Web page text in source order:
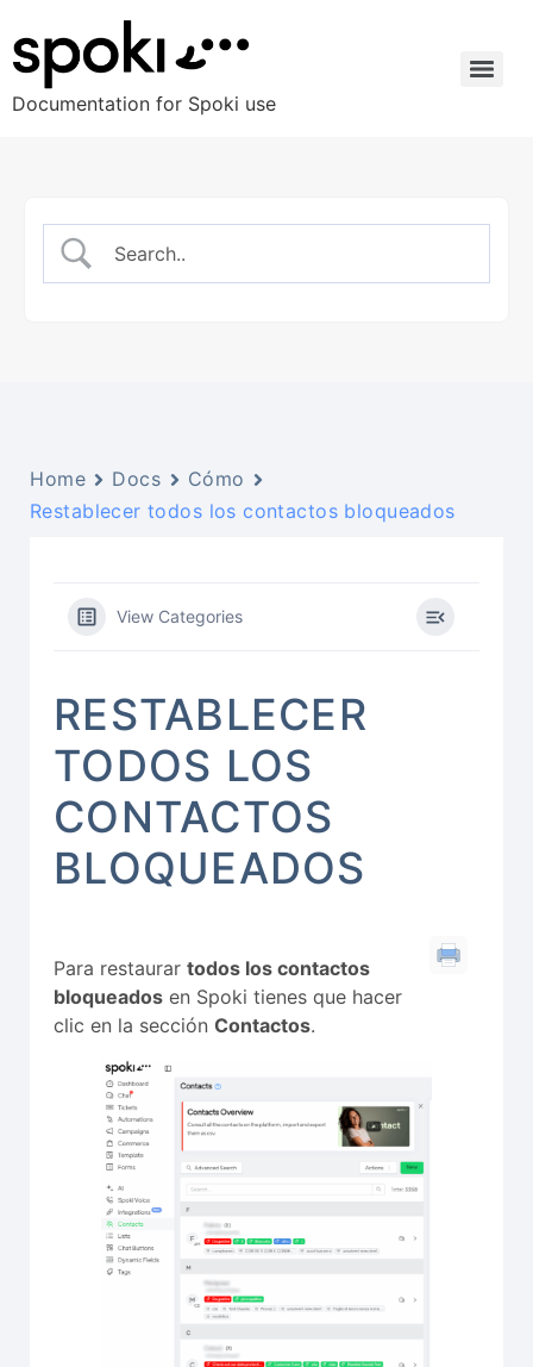
Documentation for Spoki use
Home Docs
Cómo
Restablecer todos los contactos bloqueados
View Categories
RESTABLECER
TODOS LOS
CONTACTOS
BLOQUEADOS
Para restaurar todos los contactos
bloqueados en Spoki tienes que hacer
clic en la sección Contactos.